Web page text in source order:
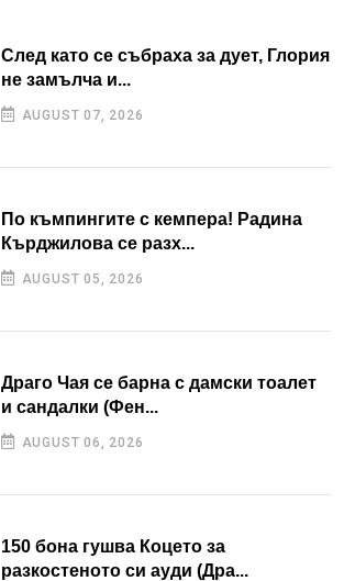
След като се събраха за дует, Глория
не замълча и...
AUGUST 07, 2026
По къмпингите с кемпера! Радина
Кърджилова се разх...
AUGUST 05, 2026
Драго Чая се барна с дамски тоалет
и сандалки (Фен...
AUGUST 06, 2026
150 бона гушва Коцето за
разкостеното си ауди (Дра...